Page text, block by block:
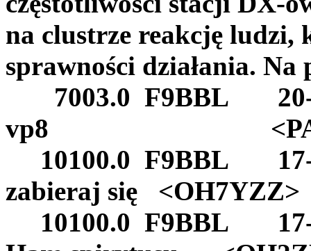
na clustrze reakcję ludzi,
sprawności działania. Na
7003.0 F9BBL 20-
vp8
10100.0 F9BBL 17-
zabieraj się <OH7YZZ>
10100.0 F9BBL 17-